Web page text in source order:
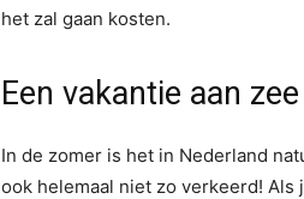
het zal gaan kosten.
Een vakantie aan zee
In de zomer is het in Nederland
ook helemaal niet zo verkeerd! Als